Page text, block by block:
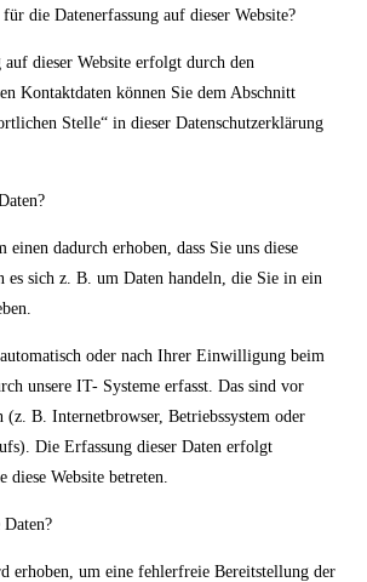
die Datenerfassung auf dieser Website?
dieser Website erfolgt durch den
Kontaktdaten können Sie dem Abschnitt
Stelle“ in dieser Datenschutzerklärung
einen dadurch erhoben, dass Sie uns diese
sich z. B. um Daten handeln, die Sie in ein
oder nach Ihrer Einwilligung beim
unsere IT- Systeme erfasst. Das sind vor
(z. B. Internetbrowser, Betriebssystem oder
Die Erfassung dieser Daten erfolgt
diese Website betreten.
erhoben, um eine fehlerfreie Bereitstellung der